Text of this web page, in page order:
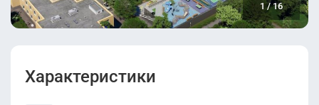
1 /16
Характеристики